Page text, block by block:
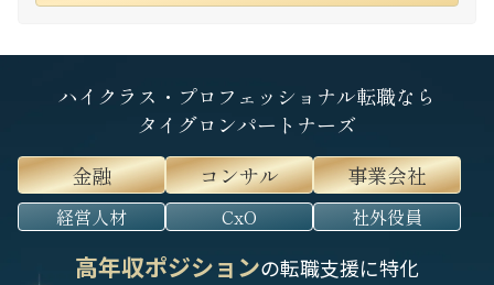
ハイクラス・プロフェッショナル転職なら
タイグロンパートナーズ
金融
コンサル 事業会社
経営人材 CxO 社外役員
高年収ポジションの転職支援に特化